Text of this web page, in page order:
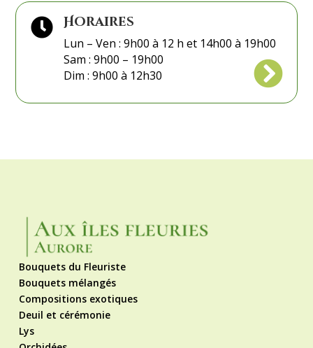
 Horaires
Lun – Ven : 9h00 à 12 h et 14h00 à 19h00
Sam : 9h00 – 19h00
Dim : 9h00 à 12h30

Bouquets du Fleuriste
Bouquets mélangés
Compositions exotiques
Deuil et cérémonie
Lys